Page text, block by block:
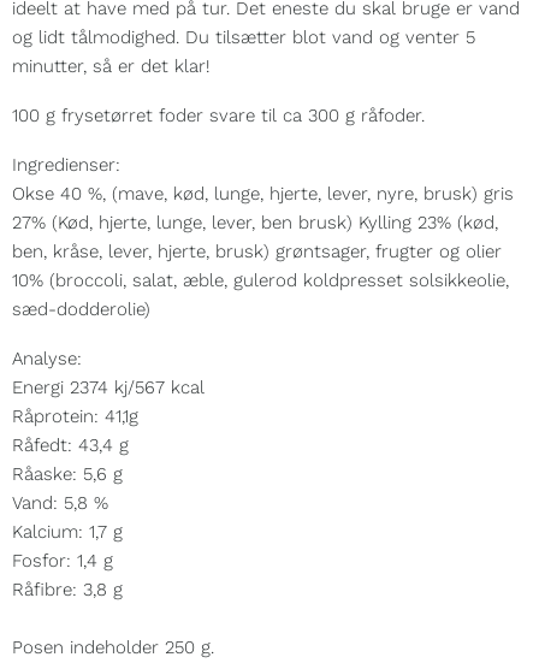
ideelt at have med på tur. Det eneste du skal bruge er vand
og lidt tålmodighed. Du tilsætter blot vand og venter 5
minutter, så er det klar!
100 g frysetørret foder svare til ca 300 g råfoder.
Ingredienser:
Okse 40 %, (mave, kød, lunge, hjerte, lever, nyre, brusk) gris
27% (Kød, hjerte, lunge, lever, ben brusk) Kylling 23% (kød,
ben, kråse, lever, hjerte, brusk) grøntsager, frugter og olier
10% (broccoli, salat, æble, gulerod koldpresset solsikkeolie,
sæd-dodderolie)
Analyse:
Energi 2374 kj/567 kcal
Råprotein: 41,1g
Råfedt: 43,4 g
Råaske: 5,6 g
Vand: 5,8 %
Kalcium: 1,7 g
Fosfor: 1,4 g
Råfibre: 3,8 g
Posen indeholder 250 g.